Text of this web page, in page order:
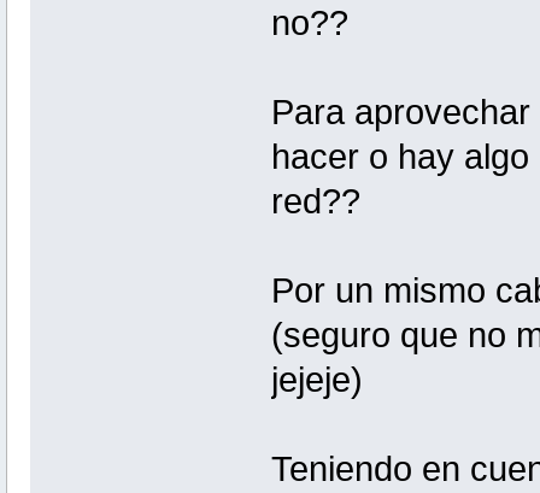
no??
Para
hacer o hay
red??
Por un mismo
(seguro que no
jejeje)
Teniendo en